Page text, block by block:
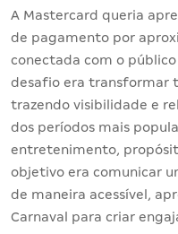
A Mastercard queria
de pagamento por
conectada com o
desafio era transformar
trazendo visibilidade e
dos períodos mais
entretenimento,
objetivo era comunicar
de maneira acessível,
Carnaval para criar